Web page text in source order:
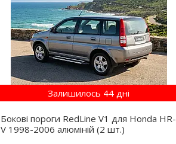
Залишилось 44 дні
Бокові пороги RedLine V1 для Honda HR-
V 1998-2006 алюміній (2 шт.)